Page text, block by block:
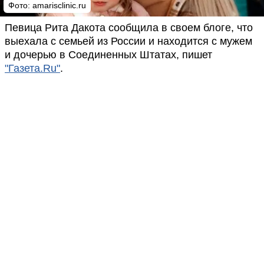
Фото: amarisclinic.ru
Певица Рита Дакота сообщила в своем блоге, что
выехала с семьей из России и находится с мужем
и дочерью в Соединенных Штатах, пишет
"Газета.Ru".